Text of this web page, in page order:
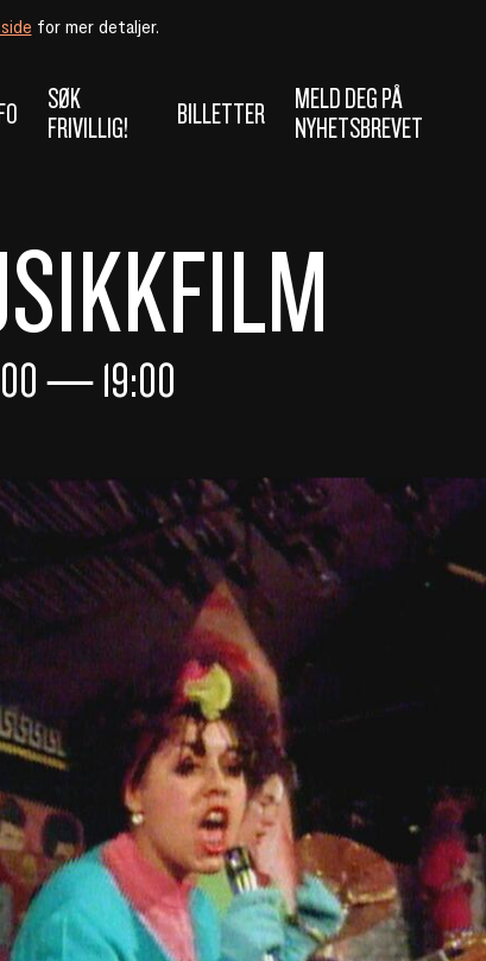
for mer detaljer.
SØK
FRIVILLIG!
BILLETTER
MELD DEG PÅ
NYHETSBREVET
— 19:00